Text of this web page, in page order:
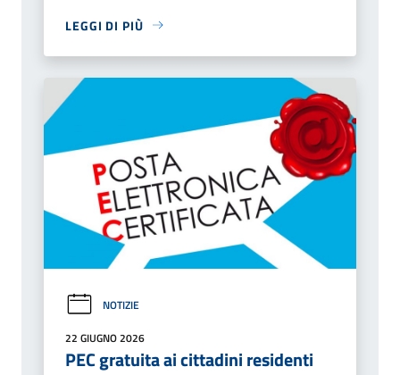
LEGGI DI PIÙ
NOTIZIE
22 GIUGNO 2026
PEC gratuita ai cittadini residenti